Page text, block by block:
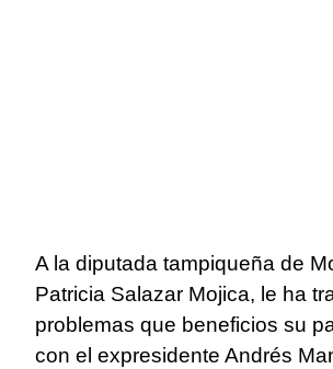
A la diputada tampiqueña de
Patricia Salazar Mojica, le ha
problemas que beneficios su
con el expresidente Andrés